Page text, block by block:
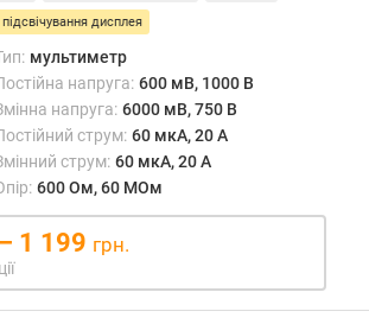
час.
підсвічування дисплея
мультиметр
напруга: 600 мВ, 1000 В
напруга: 6000 мВ, 750 В
струм: 60 мкА, 20 А
струм: 60 мкА, 20 А
600 Ом, 60 МОм
1 199 грн.